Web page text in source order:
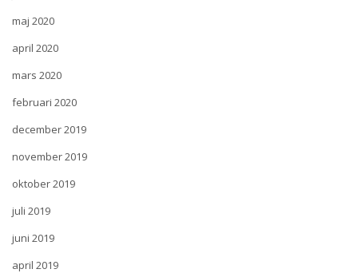
maj 2020
april 2020
mars 2020
februari 2020
december 2019
november 2019
oktober 2019
juli 2019
juni 2019
april 2019